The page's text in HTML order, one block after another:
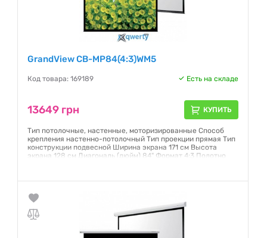
GrandView CB-MP84(4:3)WM5
Код товара: 169189 Есть на складе
13649 грн КУПИТЬ
Тип потолочные, настенные, моторизированные Способ
крепления настенно-потолочный Тип проекции прямая Тип
конструкции подвесной Ширина экрана 171 см Высота
экрана 128 см Диагональ (дюйм) 84" Формат 4:3 Полотно
Гарантия:6 месяцев